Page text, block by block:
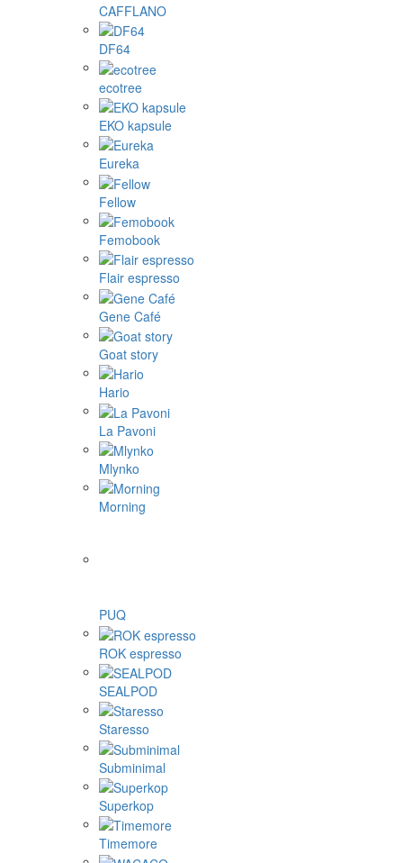
CAFFLANO
DF64
ecotree
EKO kapsule
Eureka
Fellow
Femobook
Flair espresso
Gene Café
Goat story
Hario
La Pavoni
Mlynko
Morning
PUQ
ROK espresso
SEALPOD
Staresso
Subminimal
Superkop
Timemore